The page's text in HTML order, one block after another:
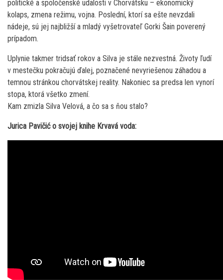
politické a spoločenské udalosti v Chorvátsku – ekonomický
kolaps, zmena režimu, vojna. Poslední, ktorí sa ešte nevzdali
nádeje, sú jej najbližší a mladý vyšetrovateľ Gorki Šain poverený
prípadom.
Uplynie takmer tridsať rokov a Silva je stále nezvestná. Životy ľudí
v mestečku pokračujú ďalej, poznačené nevyriešenou záhadou a
temnou stránkou chorvátskej reality. Nakoniec sa predsa len vynorí
stopa, ktorá všetko zmení.
Kam zmizla Silva Velová, a čo sa s ňou stalo?
Jurica Pavičić o svojej knihe Krvavá voda: